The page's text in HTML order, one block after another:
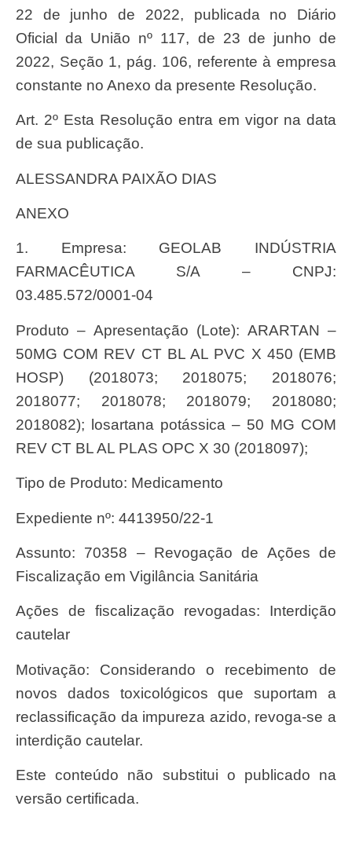
22 de junho de 2022, publicada no Diário
Oficial da União nº 117, de 23 de junho de
2022, Seção 1, pág. 106, referente à empresa
constante no Anexo da presente Resolução.
Art. 2º Esta Resolução entra em vigor na data
de sua publicação.
ALESSANDRA PAIXÃO DIAS
ANEXO
1. Empresa: GEOLAB INDÚSTRIA
FARMACÊUTICA S/A – CNPJ:
03.485.572/0001-04
Produto – Apresentação (Lote): ARARTAN –
50MG COM REV CT BL AL PVC X 450 (EMB
HOSP) (2018073; 2018075; 2018076;
2018077; 2018078; 2018079; 2018080;
2018082); losartana potássica – 50 MG COM
REV CT BL AL PLAS OPC X 30 (2018097);
Tipo de Produto: Medicamento
Expediente nº: 4413950/22-1
Assunto: 70358 – Revogação de Ações de
Fiscalização em Vigilância Sanitária
Ações de fiscalização revogadas: Interdição
cautelar
Motivação: Considerando o recebimento de
novos dados toxicológicos que suportam a
reclassificação da impureza azido, revoga-se a
interdição cautelar.
Este conteúdo não substitui o publicado na
versão certificada.